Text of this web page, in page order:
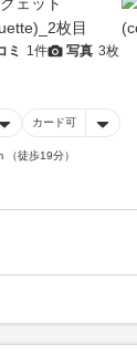
ミ 1件 写真 3枚
カード可
（徒歩19分）